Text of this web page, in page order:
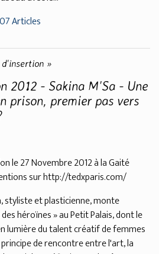
Articles
»
2012 - Sakina M'Sa - Une
prison, premier pas vers
le 27 Novembre 2012 à la Gaité
sur http://tedxparis.com/
styliste et plasticienne, monte
héroïnes » au Petit Palais, dont le
lumière du talent créatif de femmes
de rencontre entre l'art, la